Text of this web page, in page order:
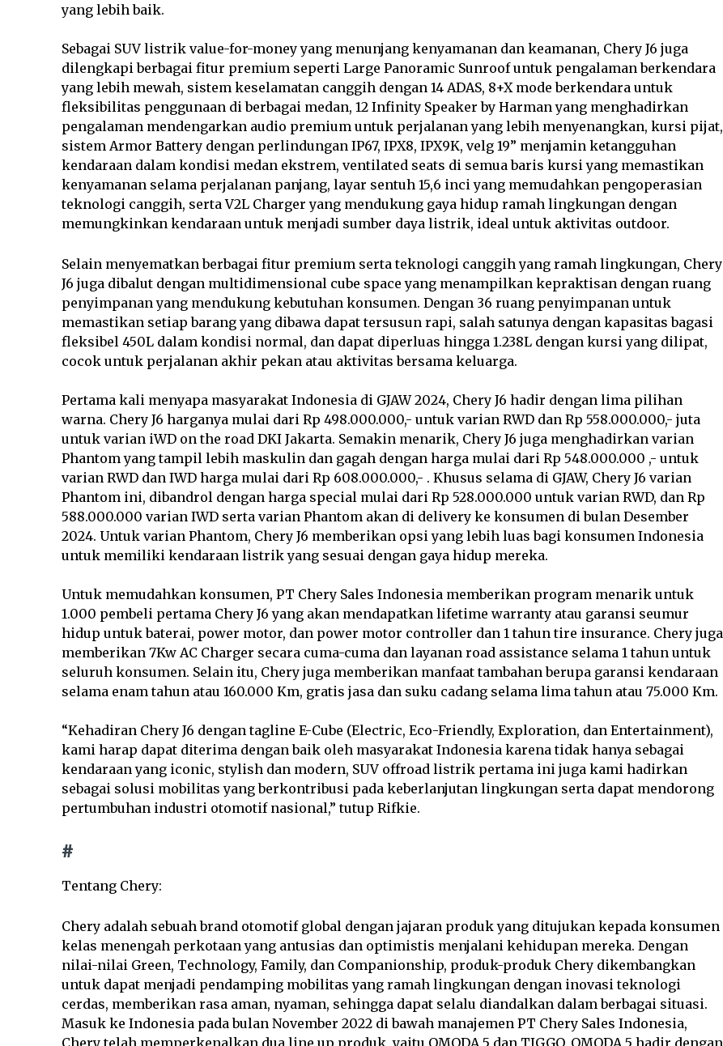
yang lebih baik.
Sebagai SUV listrik value-for-money yang menunjang kenyamanan dan keamanan, Chery J6 juga
dilengkapi berbagai fitur premium seperti Large Panoramic Sunroof untuk pengalaman berkendara
yang lebih mewah, sistem keselamatan canggih dengan 14 ADAS, 8+X mode berkendara untuk
fleksibilitas penggunaan di berbagai medan, 12 Infinity Speaker by Harman yang menghadirkan
pengalaman mendengarkan audio premium untuk perjalanan yang lebih menyenangkan, kursi pijat,
sistem Armor Battery dengan perlindungan IP67, IPX8, IPX9K, velg 19” menjamin ketangguhan
kendaraan dalam kondisi medan ekstrem, ventilated seats di semua baris kursi yang memastikan
kenyamanan selama perjalanan panjang, layar sentuh 15,6 inci yang memudahkan pengoperasian
teknologi canggih, serta V2L Charger yang mendukung gaya hidup ramah lingkungan dengan
memungkinkan kendaraan untuk menjadi sumber daya listrik, ideal untuk aktivitas outdoor.
Selain menyematkan berbagai fitur premium serta teknologi canggih yang ramah lingkungan, Chery
J6 juga dibalut dengan multidimensional cube space yang menampilkan kepraktisan dengan ruang
penyimpanan yang mendukung kebutuhan konsumen. Dengan 36 ruang penyimpanan untuk
memastikan setiap barang yang dibawa dapat tersusun rapi, salah satunya dengan kapasitas bagasi
fleksibel 450L dalam kondisi normal, dan dapat diperluas hingga 1.238L dengan kursi yang dilipat,
cocok untuk perjalanan akhir pekan atau aktivitas bersama keluarga.
Pertama kali menyapa masyarakat Indonesia di GJAW 2024, Chery J6 hadir dengan lima pilihan
warna. Chery J6 harganya mulai dari Rp 498.000.000,- untuk varian RWD dan Rp 558.000.000,- juta
untuk varian iWD on the road DKI Jakarta. Semakin menarik, Chery J6 juga menghadirkan varian
Phantom yang tampil lebih maskulin dan gagah dengan harga mulai dari Rp 548.000.000 ,- untuk
varian RWD dan IWD harga mulai dari Rp 608.000.000,- . Khusus selama di GJAW, Chery J6 varian
Phantom ini, dibandrol dengan harga special mulai dari Rp 528.000.000 untuk varian RWD, dan Rp
588.000.000 varian IWD serta varian Phantom akan di delivery ke konsumen di bulan Desember
2024. Untuk varian Phantom, Chery J6 memberikan opsi yang lebih luas bagi konsumen Indonesia
untuk memiliki kendaraan listrik yang sesuai dengan gaya hidup mereka.
Untuk memudahkan konsumen, PT Chery Sales Indonesia memberikan program menarik untuk
1.000 pembeli pertama Chery J6 yang akan mendapatkan lifetime warranty atau garansi seumur
hidup untuk baterai, power motor, dan power motor controller dan 1 tahun tire insurance. Chery juga
memberikan 7Kw AC Charger secara cuma-cuma dan layanan road assistance selama 1 tahun untuk
seluruh konsumen. Selain itu, Chery juga memberikan manfaat tambahan berupa garansi kendaraan
selama enam tahun atau 160.000 Km, gratis jasa dan suku cadang selama lima tahun atau 75.000 Km.
“Kehadiran Chery J6 dengan tagline E-Cube (Electric, Eco-Friendly, Exploration, dan Entertainment),
kami harap dapat diterima dengan baik oleh masyarakat Indonesia karena tidak hanya sebagai
kendaraan yang iconic, stylish dan modern, SUV offroad listrik pertama ini juga kami hadirkan
sebagai solusi mobilitas yang berkontribusi pada keberlanjutan lingkungan serta dapat mendorong
pertumbuhan industri otomotif nasional,” tutup Rifkie.
#
Tentang Chery:
Chery adalah sebuah brand otomotif global dengan jajaran produk yang ditujukan kepada konsumen
kelas menengah perkotaan yang antusias dan optimistis menjalani kehidupan mereka. Dengan
nilai-nilai Green, Technology, Family, dan Companionship, produk-produk Chery dikembangkan
untuk dapat menjadi pendamping mobilitas yang ramah lingkungan dengan inovasi teknologi
cerdas, memberikan rasa aman, nyaman, sehingga dapat selalu diandalkan dalam berbagai situasi.
Masuk ke Indonesia pada bulan November 2022 di bawah manajemen PT Chery Sales Indonesia,
Chery telah memperkenalkan dua line up produk, yaitu OMODA 5 dan TIGGO. OMODA 5 hadir dengan